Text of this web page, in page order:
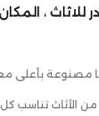
للاثاث ،
بأعلى
الأثاث تناسب